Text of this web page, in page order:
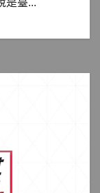
是臺...